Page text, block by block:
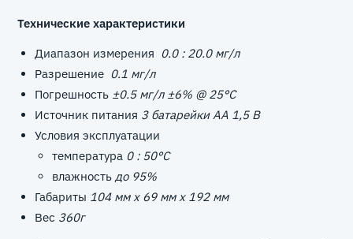
Технические характеристики
Диапазон измерения 0.0 : 20.0 мг/л
Разрешение 0.1 мг/л
Погрешность ±0.5 мг/л ±6% @ 25°C
Источник питания 3 батарейки АА 1,5 В
Условия эксплуатации
температура 0 : 50°C
влажность до 95%
Габариты 104 мм x 69 мм x 192 мм
Вес 360г